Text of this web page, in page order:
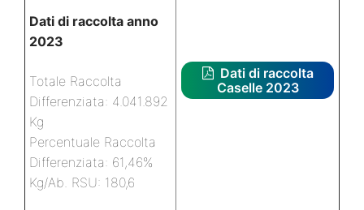
Dati di raccolta anno
2023
Totale Raccolta
Differenziata: 4.041.892
Kg
Percentuale Raccolta
Differenziata: 61,46%
Kg/Ab. RSU: 180,6
Dati di raccolta
Caselle 2023